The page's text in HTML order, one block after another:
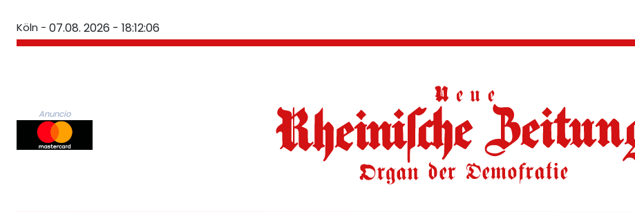
Köln - 07.08. 2026 - 18:12:07
Anuncio